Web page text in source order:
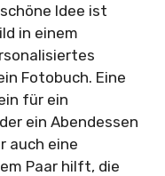
Idee ist
in einem
Fotobuch. Eine
für ein
ein Abendessen
auch eine
Paar hilft, die